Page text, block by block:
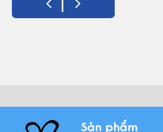
Sản phẩm